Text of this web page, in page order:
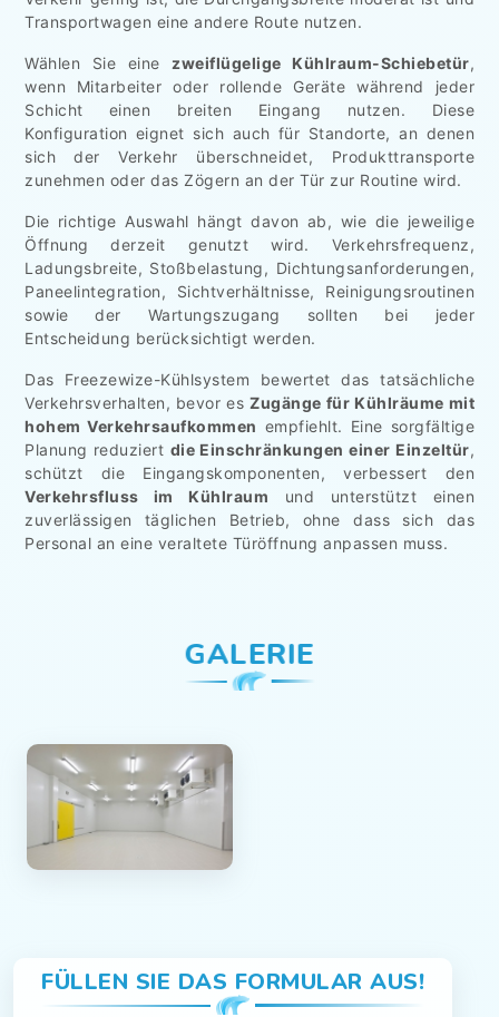
Transportwagen eine andere Route nutzen.
Wählen Sie eine zweiflügelige Kühlraum-Schiebetür,
wenn Mitarbeiter oder rollende Geräte während jeder
Schicht einen breiten Eingang nutzen. Diese
Konfiguration eignet sich auch für Standorte, an denen
sich der Verkehr überschneidet, Produkttransporte
zunehmen oder das Zögern an der Tür zur Routine wird.
Die richtige Auswahl hängt davon ab, wie die jeweilige
Öffnung derzeit genutzt wird. Verkehrsfrequenz,
Ladungsbreite, Stoßbelastung, Dichtungsanforderungen,
Paneelintegration, Sichtverhältnisse, Reinigungsroutinen
sowie der Wartungszugang sollten bei jeder
Entscheidung berücksichtigt werden.
Das Freezewize-Kühlsystem bewertet das tatsächliche
Verkehrsverhalten, bevor esZugänge für Kühlräume mit
hohem Verkehrsaufkommen empfiehlt. Eine sorgfältige
Planung reduziert die Einschränkungen einer Einzeltür,
schützt die Eingangskomponenten, verbessert den
Verkehrsfluss im Kühlraum und unterstützt einen
zuverlässigen täglichen Betrieb, ohne dass sich das
Personal an eine veraltete Türöffnung anpassen muss.
GALERIE
FÜLLEN SIE DAS FORMULAR AUS!